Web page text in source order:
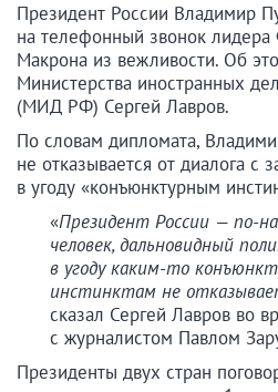
Президент России Владимир
на телефонный звонок
Макрона из вежливости. Об
Министерства иностранных
(МИД РФ) Сергей Лавров.
По словам дипломата,
не отказывается от диалога с
в угоду «конъюнктурным
«Президент России — по-
человек, дальновидный
в угоду каким-то
инстинктам не
сказал Сергей Лавров во
с журналистом Павлом
Президенты двух стран